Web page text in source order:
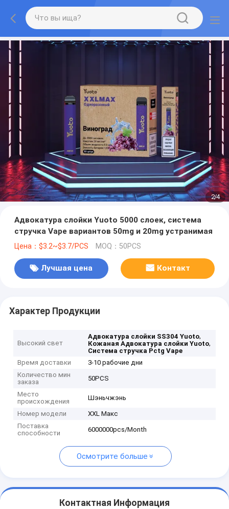
2/4
Адвокатура слойки Yuoto 5000 слоек, система
стручка Vape вариантов 50mg и 20mg устранимая
Цена：$3.2~$3.7/PCS MOQ：50PCS
Лучшая цена Контакт
Характер Продукции
Высокий свет
Адвокатура слойки SS304 Yuoto,
Кожаная Адвокатура слойки Yuoto,
Система стручка Pctg Vape
Время доставки
3-10 рабочие дни
Количество мин
заказа
50PCS
Место
происхождения
Шэньчжэнь
Номер модели
XXL Макс
Поставка
способности
6000000pcs/Month
Осмотрите больше
Контактная Информация